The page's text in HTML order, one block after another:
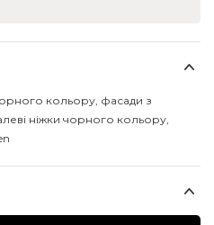
кольору, фасади з
ніжки чорного кольору,